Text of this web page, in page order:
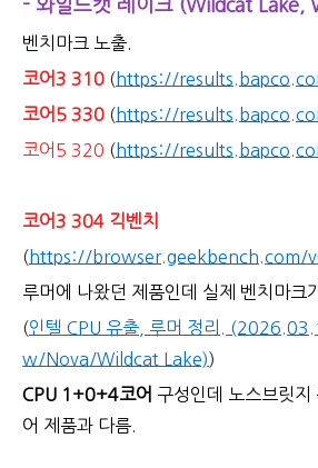
- 와일드캣 레이크 (Wildcat Lake,
벤치마크 노출.
코어3 310 ( https://
코어5 330 ( https://
코어5 320 ( https://
코어3 304 긱벤치
( https://browser.geekbench.com/
루머에 나왔던 제품인데 실제 벤치마크
(인텔 CPU 유출, 루머 정리.
w/Nova/Wildcat Lake))
CPU 1+0+4코어 구성인데 노스브릿
어 제품과 다름.